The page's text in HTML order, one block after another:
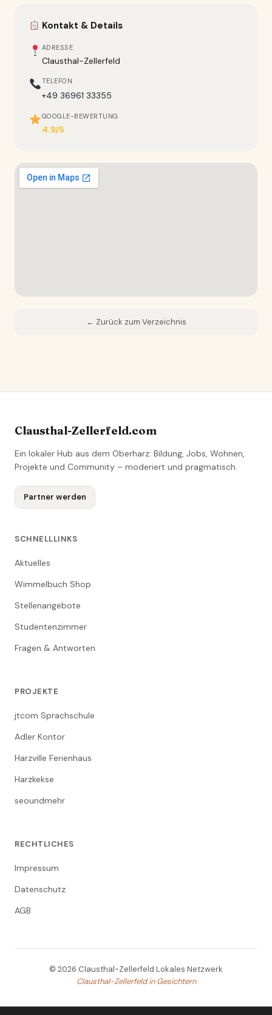
Kontakt & Details
ADRESSE
Clausthal-Zellerfeld
TELEFON
+49 36961 33355
GOOGLE-BEWERTUNG
4.9/5
← Zurück zum Verzeichnis
Clausthal-Zellerfeld.com
Ein lokaler Hub aus dem Oberharz: Bildung, Jobs, Wohnen,
Projekte und Community – moderiert und pragmatisch.
Partner werden
SCHNELLLINKS
Aktuelles
Wimmelbuch Shop
Stellenangebote
Studentenzimmer
Fragen & Antworten
PROJEKTE
jtcom Sprachschule
Adler Kontor
Harzville Ferienhaus
Harzkekse
seoundmehr
RECHTLICHES
Impressum
Datenschutz
AGB
© 2026 Clausthal-Zellerfeld Lokales Netzwerk
Clausthal-Zellerfeld in Gesichtern